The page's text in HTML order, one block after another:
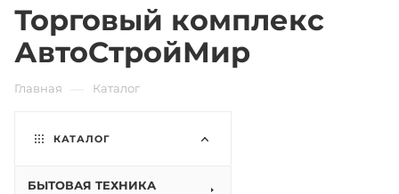
Торговый комплекс
АвтоСтройМир
Главная Каталог
КАТАЛОГ
БЫТОВАЯ ТЕХНИКА